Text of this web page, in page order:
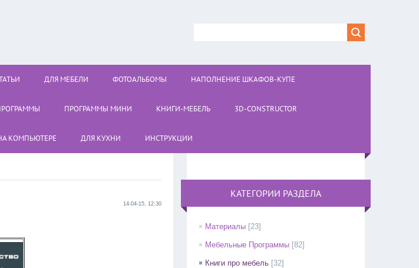
ДЛЯ МЕБЕЛИ ФОТОАЛЬБОМЫ НАПОЛНЕНИЕ ШКАФОВ-КУПЕ
ПРОГРАММЫ МИНИ КНИГИ-МЕБЕЛЬ 3D-CONSTRUCTOR
КОМПЬЮТЕРЕ ДЛЯ КУХНИ ИНСТРУКЦИИ
14-04-15, 12:30
КАТЕГОРИИ РАЗДЕЛА
Материалы [23]
Мебельные Программы [82]
Книги про мебель [32]